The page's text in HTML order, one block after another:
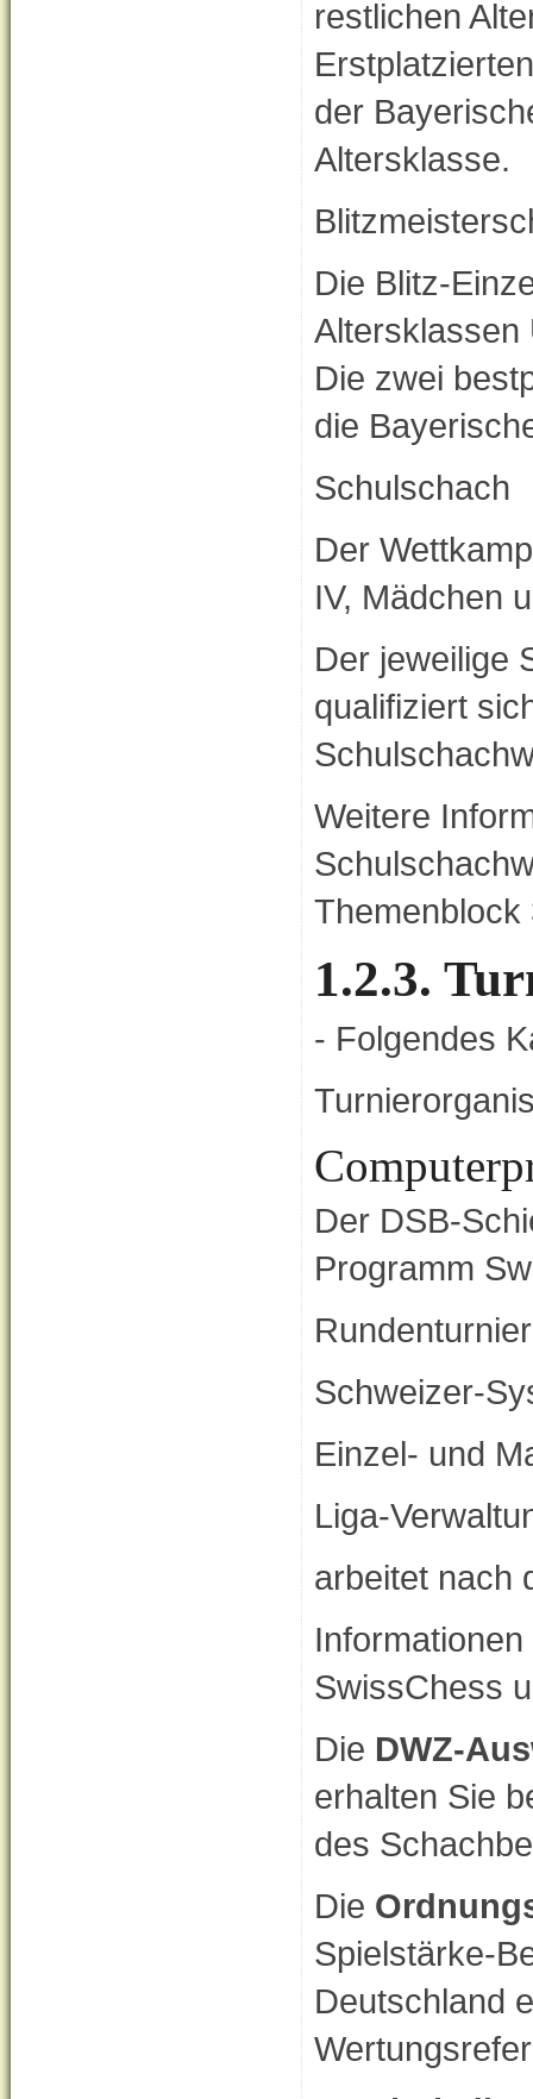
restlichen
der
Altersklasse.
Die Blitz-
Altersklassen
Die zwei
die
Schulschach
Der
IV, Mädchen
Der jeweilige
qualifiziert
Weitere
1.2.3.
- Folgendes
Der DSB-
Programm
Schweizer-
Einzel- und
Liga-
arbeitet nach
SwissChess
Die DWZ-
erhalten Sie
des
Die
Spielstärke-
Deutschland